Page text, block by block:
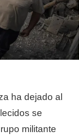
ha dejado al
se
militante